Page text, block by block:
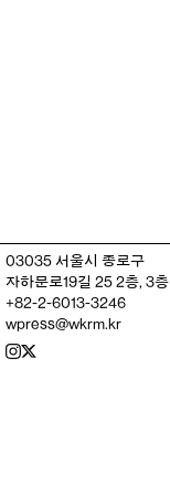
03035 서울시 종로구
자하문로19길 25 2층, 3층
+82-2-6013-3246
wpress@wkrm.kr